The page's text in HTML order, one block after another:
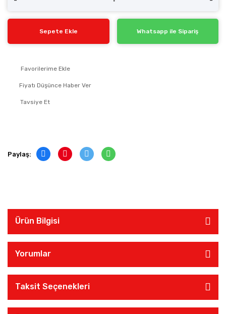
Sepete Ekle Whatsapp ile Sipariş
Fiyatı Düşünce Haber Ver
Tavsiye Et
Paylaş:
Ürün Bilgisi
Yorumlar
Taksit Seçenekleri